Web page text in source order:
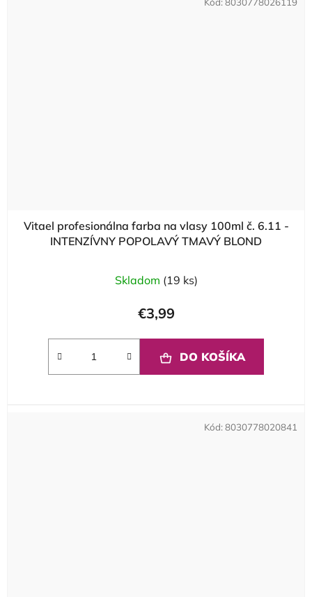
Vitael profesionálna farba na vlasy 100ml č. 6.11 -
INTENZÍVNY POPOLAVÝ TMAVÝ BLOND
Skladom (19 ks)
€3,99
DO KOŠÍKA
Kód: 8030778020841